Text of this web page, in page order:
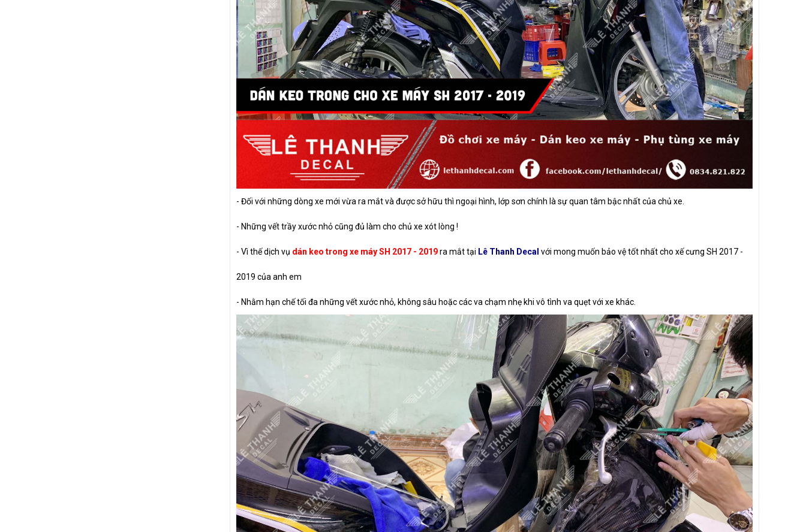
SIRIUS
NVX
- Đối với những dòng xe mới vừa ra mắt và được sở hữu thì ngoại hình, lớp sơn chính là sự quan tâm bậc nhất của chủ xe.
- Những vết trầy xước nhỏ cũng đủ làm cho chủ xe xót lòng !
- Vì thế dịch vụ dán keo trong xe máy SH 2017 - 2019ra mắt tại Lê Thanh Decal với mong muốn bảo vệ tốt nhất cho xế cưng SH 2017 -
2019 của anh em
- Nhằm hạn chế tối đa những vết xước nhỏ, không sâu hoặc các va chạm nhẹ khi vô tình va quẹt với xe khác.